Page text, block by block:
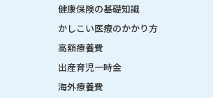
健康保険の基礎知識
かしこい医療のかかり方
高額療養費
出産育児一時金
海外療養費